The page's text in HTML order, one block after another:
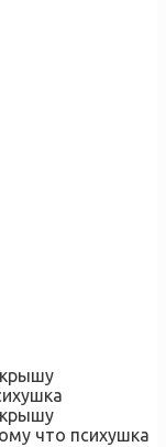
что психушка